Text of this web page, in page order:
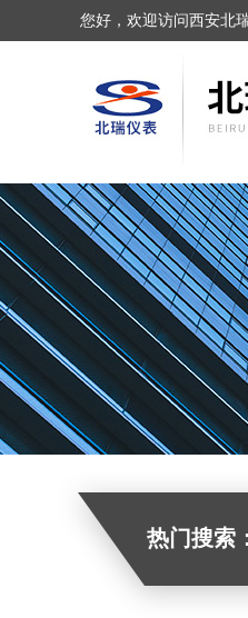
您好，欢迎访问西安北
热门搜索：